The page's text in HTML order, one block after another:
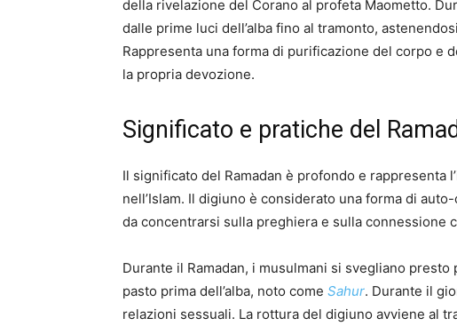
della rivelazione del Corano al profeta Maometto.
dalle prime luci dell’alba fino al tramonto,
Rappresenta una forma di purificazione del corpo e
la propria devozione.
Significato e pratiche del
Il significato del Ramadan è profondo e rappresenta
nell’Islam. Il digiuno è considerato una forma di
da concentrarsi sulla preghiera e sulla connessione
Durante il Ramadan, i musulmani si svegliano presto
pasto prima dell’alba, noto come Sahur. Durante il
relazioni sessuali. La rottura del digiuno avviene al